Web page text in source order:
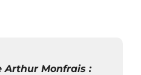
Arthur Monfrais :